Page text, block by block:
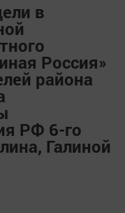
в
Россия»
района
РФ 6-го
Галиной